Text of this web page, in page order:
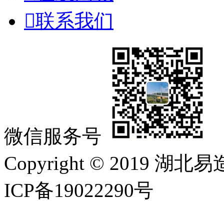
联系我们
微信服务号
Copyright © 2019 湖北易
ICP备19022290号